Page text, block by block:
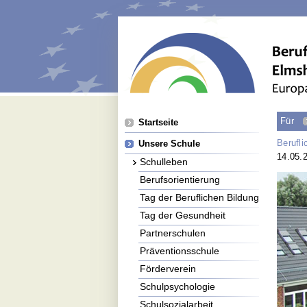
Für
Navigation
Startseite
Unsere Schule
Schulleben
Berufsorientierung
Tag der Beruflichen Bildung
Tag der Gesundheit
Partnerschulen
Präventionsschule
Förderverein
Schulpsychologie
Schulsozialarbeit